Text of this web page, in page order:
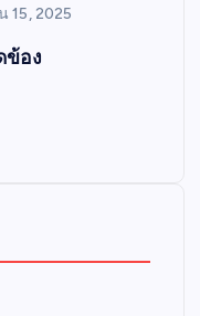
15, 2025
ข้อง